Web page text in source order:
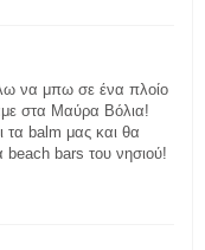
να μπω σε ένα πλοίο
στα Μαύρα Βόλια!
balm μας και θα
bars του νησιού!